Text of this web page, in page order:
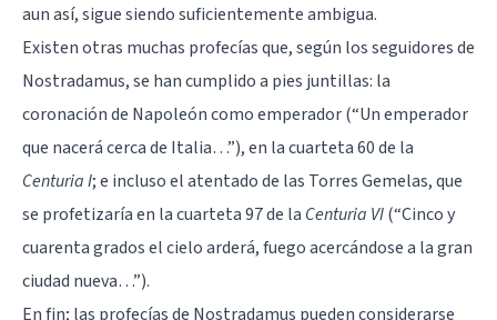
aun así, sigue siendo suficientemente ambigua.
Existen otras muchas profecías que, según los seguidores de
Nostradamus, se han cumplido a pies juntillas: la
coronación de Napoleón como emperador (“Un emperador
que nacerá cerca de Italia…”), en la cuarteta 60 de la
Centuria I; e incluso el atentado de las Torres Gemelas, que
se profetizaría en la cuarteta 97 de la Centuria VI(“Cinco y
cuarenta grados el cielo arderá, fuego acercándose a la gran
ciudad nueva…”).
En fin; las profecías de Nostradamus pueden considerarse